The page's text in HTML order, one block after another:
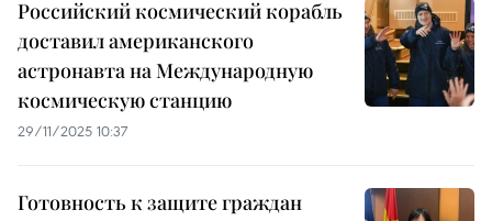
Российский космический корабль
доставил американского
астронавта на Международную
космическую станцию
29/11/2025 10:37
Готовность к защите граждан